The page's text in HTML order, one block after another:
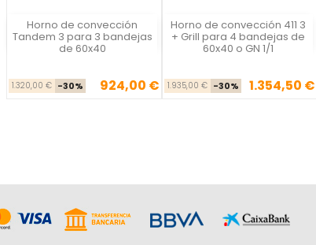
Horno de convección
Tandem 3 para 3 bandejas
de 60x40
Precio base
1.320,00 € -30% Precio
924,00 €

Vista rápida Horno de convección 411 3
+ Grill para 4 bandejas de
60x40 o GN 1/1
Precio base
1.935,00 € -30% Precio
1.354,50 €

Vista rápida